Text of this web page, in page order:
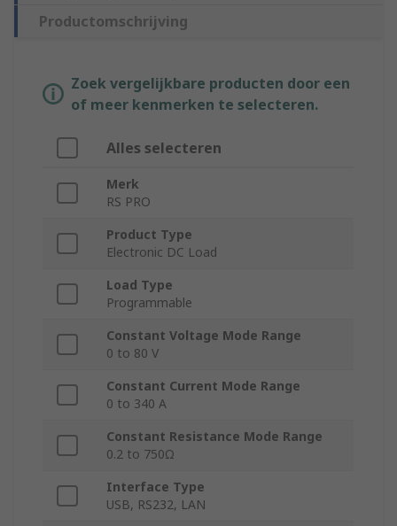
Productomschrijving
Zoek vergelijkbare producten door een
of meer kenmerken te selecteren.
Alles selecteren
Merk
RS PRO
Product Type
Electronic DC Load
Load Type
Programmable
Constant Voltage Mode Range
0 to 80 V
Constant Current Mode Range
0 to 340 A
Constant Resistance Mode Range
0.2 to 750Ω
Interface Type
USB, RS232, LAN